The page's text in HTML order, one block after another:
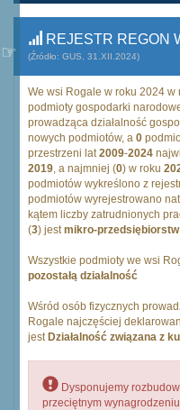
REJESTR REGON
(Źródło: GUS, 31.XII.2024)
We wsi Rogale w roku 2024 w
podmioty gospodarki
prowadząca działalność
nowych podmiotów, a 0
przestrzeni lat2009-2024
2019, a najmniej (0) w roku
podmiotów wykreślono z
podmiotów wyrejestrowano
kątem liczby zatrudnionych
(3) jestmikro-przedsiębiorstw
Wszystkie podmioty we wsi
pozostałą działalność
Wśród osób fizycznych
Rogale najczęściej
jest Działalność związana z
Dysponujemy
przeciętnym